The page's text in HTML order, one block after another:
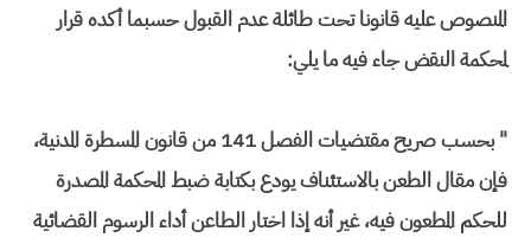
المنصوص عليه قانونا تحت طائلة عدم القبول حسبما أكده قرار
لمحكمة النقض جاء فيه ما يلي:
" بحسب صريح مقتضيات الفصل 141 من قانون المسطرة المدنية،
فإن مقال الطعن بالاستئناف يودع بكتابة ضبط المحكمة المصدرة
للحكم المطعون فيه، غير أنه إذا اختار الطاعن أداء الرسوم القضائية